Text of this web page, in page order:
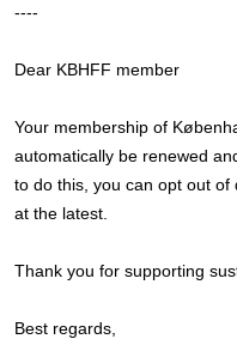
----
Dear KBHFF member
Your membership of
automatically be renewed
to do this, you can opt out of
at the latest.
Thank you for supporting
Best regards,